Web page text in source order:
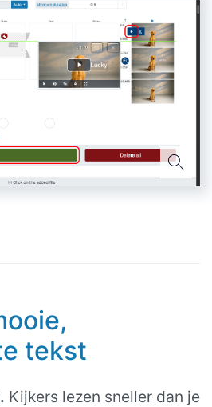
tekst
Kijkers lezen sneller dan je